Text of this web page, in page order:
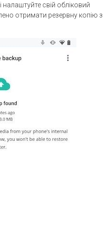
налаштуйте свій обліковий
отримати резервну копію з